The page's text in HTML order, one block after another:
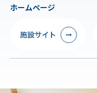
ホームページ